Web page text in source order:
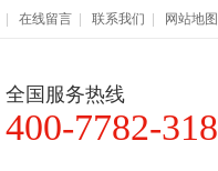
在线留言 联系我们 网站地图
全国服务热线
400-7782-318